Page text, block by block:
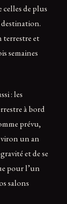
celles de plus
destination.
terrestre et
semaines
: les
à bord
prévu,
un an
et de se
pour l’un
salons